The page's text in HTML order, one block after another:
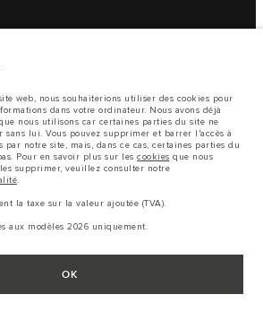
web, nous souhaiterions utiliser des cookies pour
dans votre ordinateur. Nous avons déjà
nous utilisons car certaines parties du site ne
sans lui. Vous pouvez supprimer et barrer l'accès à
par notre site, mais, dans ce cas, certaines parties du
Pour en savoir plus sur les cookies que nous
supprimer, veuillez consulter notre
.
la taxe sur la valeur ajoutée (TVA).
aux modèles 2026 uniquement.
OK